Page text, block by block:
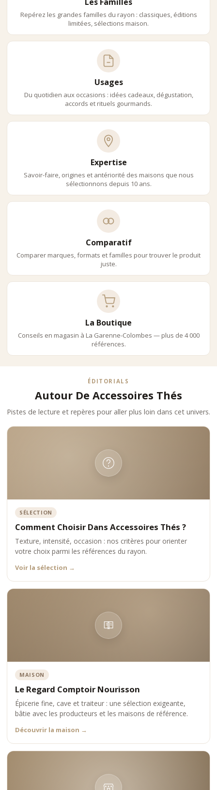
Repérez les grandes familles du rayon : classiques, éditions
limitées, sélections maison.
Usages
Du quotidien aux occasions : idées cadeaux, dégustation,
accords et rituels gourmands.
Expertise
Savoir-faire, origines et antériorité des maisons que nous
sélectionnons depuis 10 ans.
Comparatif
Comparer marques, formats et familles pour trouver le produit
juste.
La Boutique
Conseils en magasin à La Garenne-Colombes — plus de 4 000
références.
ÉDITORIALS
Autour De Accessoires Thés
Pistes de lecture et repères pour aller plus loin dans cet univers.
SÉLECTION
Comment Choisir Dans Accessoires Thés ?
Texture, intensité, occasion : nos critères pour orienter
votre choix parmi les références du rayon.
Voir la sélection →
MAISON
Le Regard Comptoir Nourisson
Épicerie fine, cave et traiteur : une sélection exigeante,
bâtie avec les producteurs et les maisons de référence.
Découvrir la maison →